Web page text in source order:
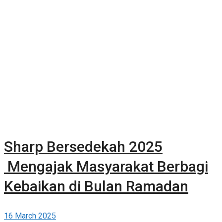
Sharp Bersedekah 2025
Mengajak Masyarakat Berbagi
Kebaikan di Bulan Ramadan
16 March 2025